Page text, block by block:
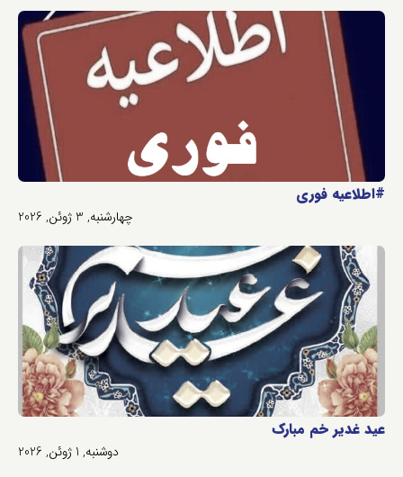
#اطلاعیه فوری
چهارشنبه, 3 ژوئن, 2026
عید غدیر خم مبارک
دوشنبه, 1 ژوئن, 2026